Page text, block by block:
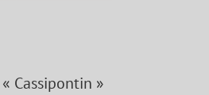
Cassipontin »